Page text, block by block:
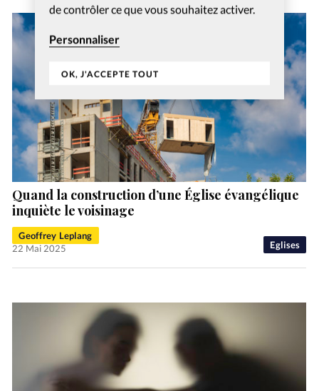
de contrôler ce que vous souhaitez activer.
Personnaliser
OK, J'ACCEPTE TOUT
Eglises
Quand la construction d’une Église évangélique
inquiète le voisinage
Geoffrey Leplang
22 Mai 2025